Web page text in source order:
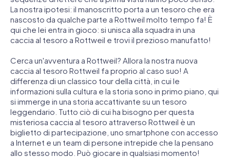
La nostra ipotesi: il manoscritto porta a un tesoro che era
nascosto da qualche parte a Rottweil molto tempo fa! È
qui che lei entra in gioco: si unisca alla squadra in una
caccia al tesoro a Rottweil e trovi il prezioso manufatto!
Cerca un'avventura a Rottweil? Allora la nostra nuova
caccia al tesoro Rottweil fa proprio al caso suo! A
differenza di un classico tour della città, in cui le
informazioni sulla cultura e la storia sono in primo piano, qui
si immerge in una storia accattivante su un tesoro
leggendario. Tutto ciò di cui ha bisogno per questa
misteriosa caccia al tesoro attraverso Rottweil è un
biglietto di partecipazione, uno smartphone con accesso
a Internet e un team di persone intrepide che la pensano
allo stesso modo. Può giocare in qualsiasi momento!